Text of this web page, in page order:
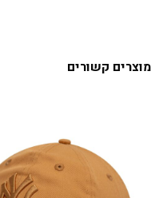
מוצרים קשורים